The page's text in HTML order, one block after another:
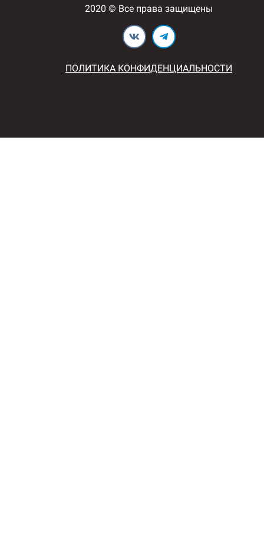
2020 © Все права защищены
ПОЛИТИКА КОНФИДЕНЦИАЛЬНОСТИ